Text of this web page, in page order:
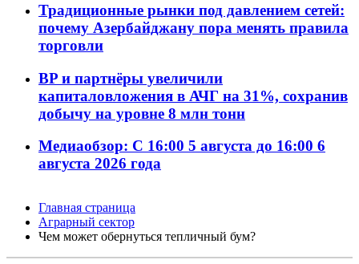
Традиционные рынки под давлением сетей:
почему Азербайджану пора менять правила
торговли
BP и партнёры увеличили
капиталовложения в АЧГ на 31%, сохранив
добычу на уровне 8 млн тонн
Медиаобзор: С 16:00 5 августа до 16:00 6
августа 2026 года
Главная страница
Аграрный сектор
Чем может обернуться тепличный бум?